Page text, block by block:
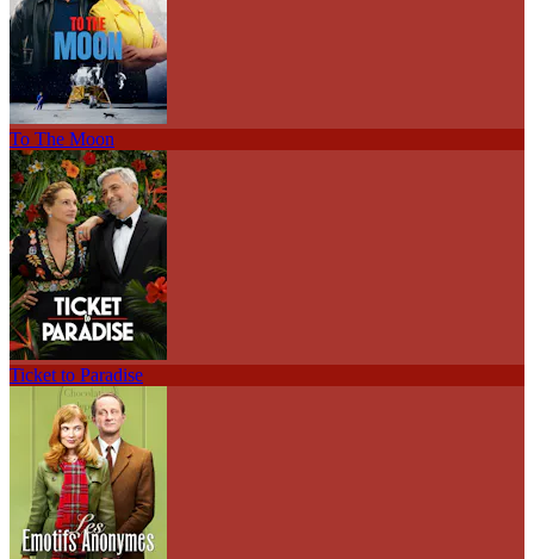
To The Moon
Ticket to Paradise